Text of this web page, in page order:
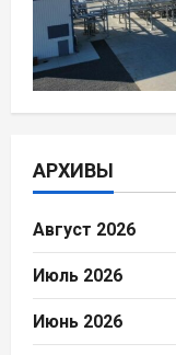
АРХИВЫ
Август 2026
Июль 2026
Июнь 2026